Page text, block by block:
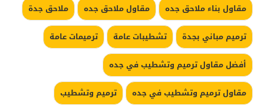
مقاول بناء ملاحق جده
مقاول ملاحق جده
ملاحق جدة
ترميم مباني بجدة
تشطيبات عامة
ترميمات عامة
أفضل مقاول ترميم وتشطيب في جده
مقاول ترميم وتشطيب في جده
ترميم وتشطيب